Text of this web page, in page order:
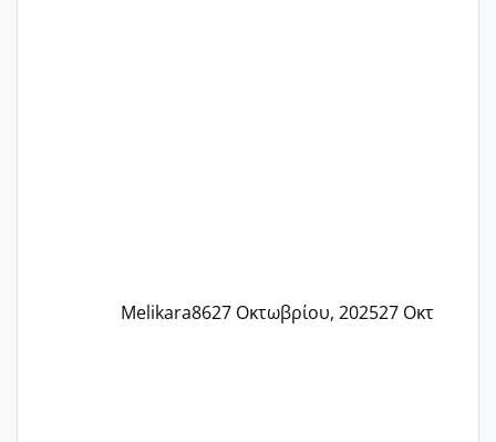
Melikara8627 Οκτωβρίου, 202527 Οκτ